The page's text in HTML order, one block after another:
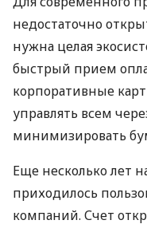
недостаточно
нужна целая
быстрый прием
корпоративные
управлять всем
минимизировать
Еще несколько лет
приходилось
компаний. Счет